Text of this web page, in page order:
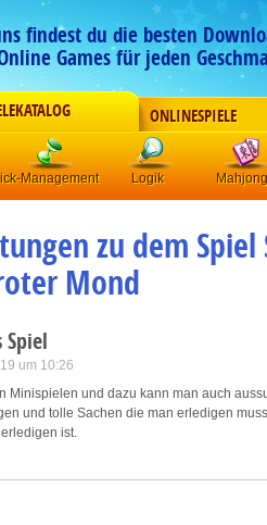
findest du die besten
Games für jeden
ONLINESPIELE
Management Logik Mahjong
zu dem
Mond
Spiel
um 10:26
Minispielen und dazu kann man auch
und tolle Sachen die man erledigen
ist.